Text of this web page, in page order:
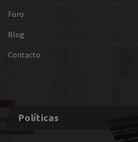
Foro
Blog
Contacto
Políticas